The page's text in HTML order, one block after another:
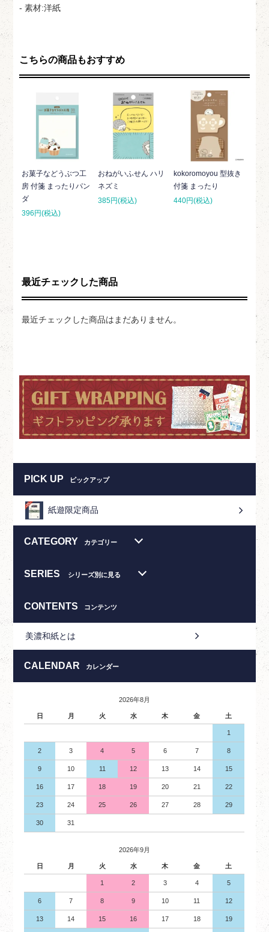
- 素材:洋紙
こちらの商品もおすすめ
お菓子などうぶつ工
房 付箋 まったりパン
ダ
396円(税込)
おねがいふせん ハリ
ネズミ
385円(税込)
kokoromoyou 型抜き
付箋 まったり
440円(税込)
最近チェックした商品
最近チェックした商品はまだありません。
PICK UP ピックアップ
紙遊限定商品
CATEGORY カテゴリー
SERIES シリーズ別に見る
CONTENTS コンテンツ
美濃和紙とは
CALENDAR カレンダー
2026年8月
日 月 火 水 木 金 土
1
2 3 4 5 6 7 8
9 10 11 12 13 14 15
16 17 18 19 20 21 22
23 24 25 26 27 28 29
30 31
2026年9月
日 月 火 水 木 金 土
1 2 3 4 5
6 7 8 9 10 11 12
13 14 15 16 17 18 19